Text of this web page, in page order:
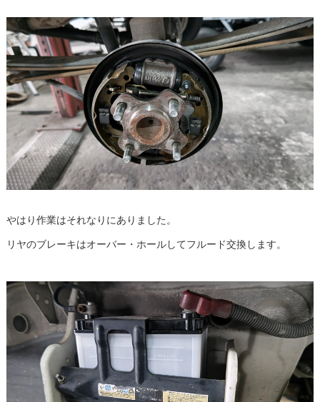
やはり作業はそれなりにありました。
リヤのブレーキはオーバー・ホールしてフルード交換します。